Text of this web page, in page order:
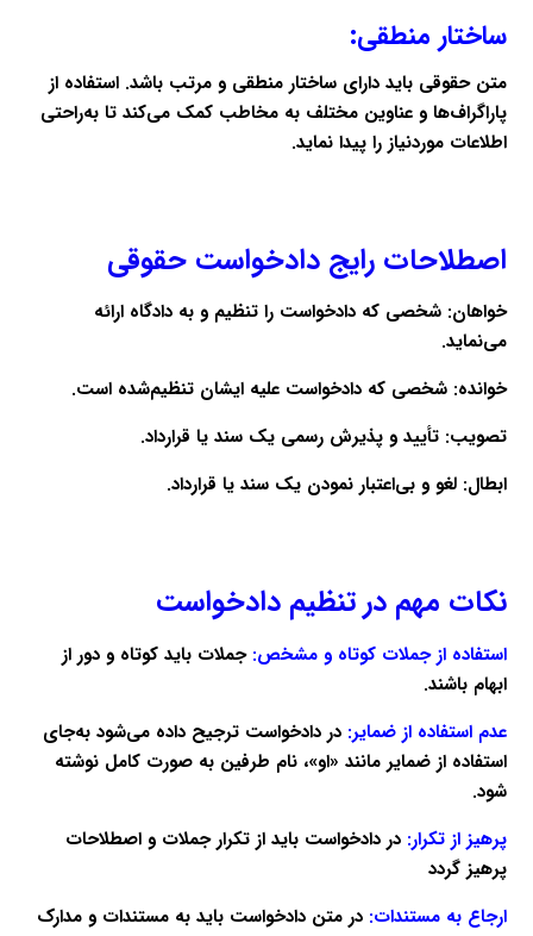
ساختار منطقی:
متن حقوقی باید دارای ساختار منطقی و مرتب باشد. استفاده از
پاراگراف‌ها و عناوین مختلف به مخاطب کمک می‌کند تا به‌راحتی
اطلاعات موردنیاز را پیدا نماید.
اصطلاحات رایج دادخواست حقوقی
خواهان: شخصی که دادخواست را تنظیم و به دادگاه ارائه
می‌نماید.
خوانده: شخصی که دادخواست علیه ایشان تنظیم‌شده است.
تصویب: تأیید و پذیرش رسمی یک سند یا قرارداد.
ابطال: لغو و بی‌اعتبار نمودن یک سند یا قرارداد.
نکات مهم در تنظیم دادخواست
استفاده از جملات کوتاه و مشخص: جملات باید کوتاه و دور از
ابهام باشند.
عدم استفاده از ضمایر: در دادخواست ترجیح داده می‌شود به‌جای
استفاده از ضمایر مانند «او»، نام طرفین به صورت کامل نوشته
شود.
پرهیز از تکرار: در دادخواست باید از تکرار جملات و اصطلاحات
پرهیز گردد
ارجاع به مستندات: در متن دادخواست باید به مستندات و مدارک